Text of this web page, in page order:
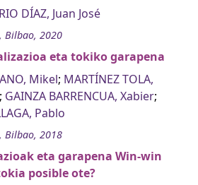
DÍAZ, Juan José
Bilbao, 2020
eta tokiko garapena
Mikel; MARTÍNEZ TOLA,
; GAINZA BARRENCUA, Xabier;
Pablo
Bilbao, 2018
eta garapena Win-win
posible ote?